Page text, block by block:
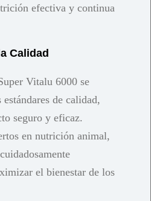
efectiva y continua
Calidad
Vitalu 6000 se
de calidad,
seguro y eficaz.
en nutrición animal,
el bienestar de los